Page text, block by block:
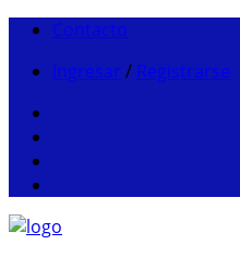
Contacto
Ingresar / Registrarse